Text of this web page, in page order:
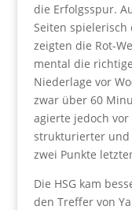
die Erfolgsspur.
Seiten
zeigten die Rot-
mental die
Niederlage vor
zwar über 60
agierte jedoch
strukturierter und
zwei Punkte
Die HSG kam
den Treffer von